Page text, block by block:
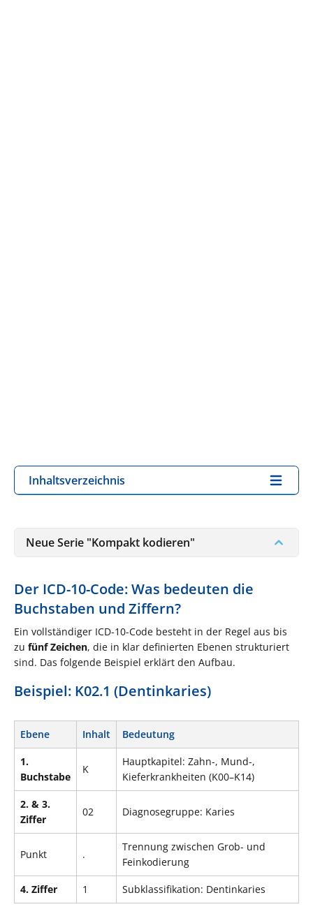
Inhaltsverzeichnis
Neue Serie "Kompakt kodieren"
Der ICD-10-Code: Was bedeuten die
Buchstaben und Ziffern?
Ein vollständiger ICD-10-Code besteht in der Regel aus bis
zu fünf Zeichen, die in klar definierten Ebenen strukturiert
sind. Das folgende Beispiel erklärt den Aufbau.
Beispiel: K02.1 (Dentinkaries)
Ebene Inhalt Bedeutung
1.
Buchstabe
K
Hauptkapitel: Zahn-, Mund-,
Kieferkrankheiten (K00–K14)
2. & 3.
Ziffer
02 Diagnosegruppe: Karies
Punkt .
Trennung zwischen Grob- und
Feinkodierung
4. Ziffer 1 Subklassifikation: Dentinkaries